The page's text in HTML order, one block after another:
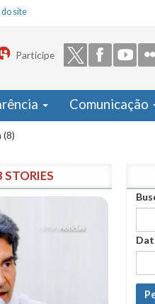
site
Participe
Comunicação
(8)
STORIES